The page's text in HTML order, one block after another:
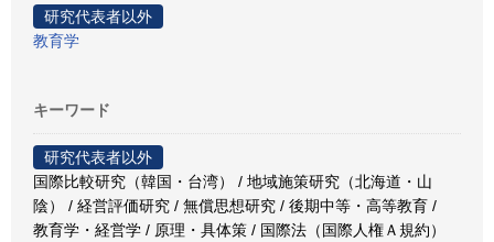
研究代表者以外
教育学
キーワード
研究代表者以外
国際比較研究（韓国・台湾） / 地域施策研究（北海道・山
陰） / 経営評価研究 / 無償思想研究 / 後期中等・高等教育 /
教育学・経営学 / 原理・具体策 / 国際法（国際人権Ａ規約）